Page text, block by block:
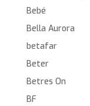
Bebé
Bella Aurora
betafar
Beter
Betres On
BF